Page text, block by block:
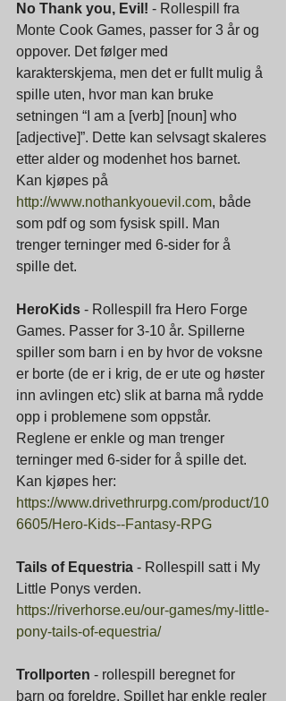
No Thank you, Evil! - Rollespill fra
Monte Cook Games, passer for 3 år og
oppover. Det følger med
karakterskjema, men det er fullt mulig å
spille uten, hvor man kan bruke
setningen “I am a [verb] [noun] who
[adjective]”. Dette kan selvsagt skaleres
etter alder og modenhet hos barnet.
Kan kjøpes på
http://www.nothankyouevil.com, både
som pdf og som fysisk spill. Man
trenger terninger med 6-sider for å
spille det.
HeroKids - Rollespill fra Hero Forge
Games. Passer for 3-10 år. Spillerne
spiller som barn i en by hvor de voksne
er borte (de er i krig, de er ute og høster
inn avlingen etc) slik at barna må rydde
opp i problemene som oppstår.
Reglene er enkle og man trenger
terninger med 6-sider for å spille det.
Kan kjøpes her:
https://www.drivethrurpg.com/product/10
6605/Hero-Kids--Fantasy-RPG
Tails of Equestria - Rollespill satt i My
Little Ponys verden.
https://riverhorse.eu/our-games/my-little-
pony-tails-of-equestria/
Trollporten - rollespill beregnet for
barn og foreldre. Spillet har enkle regler